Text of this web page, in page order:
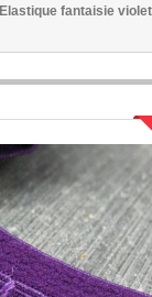
Elastique fantaisie